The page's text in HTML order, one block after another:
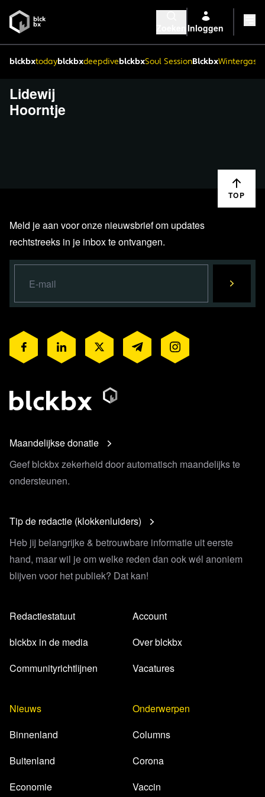
Inloggen
blckbxtodayblckbxdeepdiveblckbxSoul SessionBlckbx
Lidewij
Hoorntje
TOP
Meld je aan voor onze nieuwsbrief om updates
rechtstreeks in je inbox te ontvangen.
Maandelijkse donatie
Geef blckbx zekerheid door automatisch maandelijks te
ondersteunen.
Tip de redactie (klokkenluiders)
Heb jij belangrijke & betrouwbare informatie uit eerste
hand, maar wil je om welke reden dan ook wél anoniem
blijven voor het publiek? Dat kan!
Redactiestatuut
blckbx in de media
Communityrichtlijnen
Account
Over blckbx
Vacatures
Nieuws
Binnenland
Buitenland
Economie
Onderwerpen
Columns
Corona
Vaccin